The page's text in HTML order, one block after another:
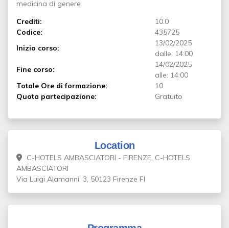
medicina di genere
Crediti:
10.0
Codice:
435725
Inizio corso:
13/02/2025
dalle: 14:00
Fine corso:
14/02/2025
alle: 14:00
Totale Ore di formazione:
10
Quota partecipazione:
Gratuito
Location
C-HOTELS AMBASCIATORI - FIRENZE, C-HOTELS
AMBASCIATORI
Via Luigi Alamanni, 3, 50123 Firenze FI